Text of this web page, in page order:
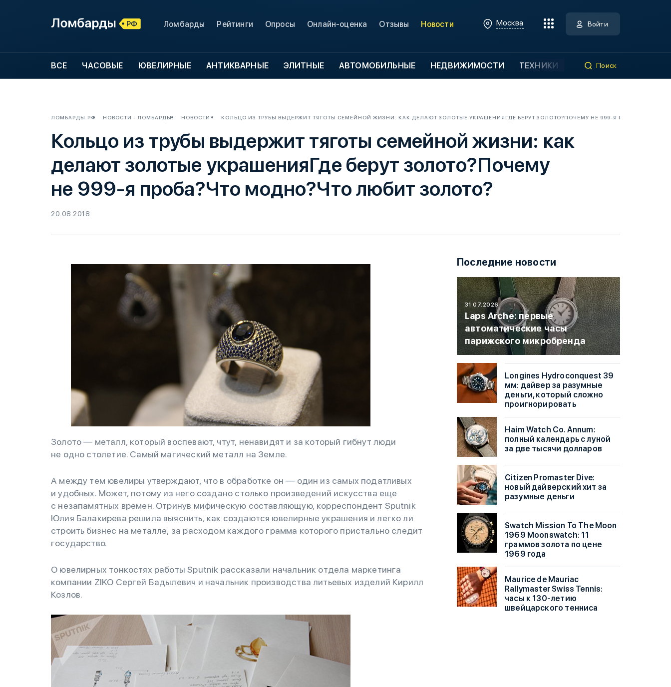
Ломбарды Рейтинги Опросы Онлайн-оценка Отзывы Новости Москва Войти
ВСЕ ЧАСОВЫЕ ЮВЕЛИРНЫЕ АНТИКВАРНЫЕ ЭЛИТНЫЕ АВТОМОБИЛЬНЫЕ НЕДВИЖИМОСТИ ТЕХНИКИ Поиск
ЛОМБАРДЫ.РФ НОВОСТИ - ЛОМБАРДЫ.РФ НОВОСТИ КОЛЬЦО ИЗ ТРУБЫ ВЫДЕРЖИТ ТЯГОТЫ СЕМЕЙНОЙ ЖИЗНИ: КАК ДЕЛАЮТ ЗОЛОТЫЕ УКРАШЕНИЯГДЕ БЕРУТ ЗОЛОТО?ПОЧЕМУ НЕ 999-Я ПРОБА?ЧТО
Кольцо из трубы выдержит тяготы семейной жизни: как
делают золотые украшенияГде берут золото?Почему
не 999-я проба?Что модно?Что любит золото?
20.08.2018
Золото — металл, который воспевают, чтут, ненавидят и за который гибнут люди
не одно столетие. Самый магический металл на Земле.
А между тем ювелиры утверждают, что в обработке он — один из самых податливых
и удобных. Может, потому из него создано столько произведений искусства еще
с незапамятных времен. Отринув мифическую составляющую, корреспондент Sputnik
Юлия Балакирева решила выяснить, как создаются ювелирные украшения и легко ли
строить бизнес на металле, за расходом каждого грамма которого пристально следит
государство.
О ювелирных тонкостях работы Sputnik рассказали начальник отдела маркетинга
компании ZIKO Сергей Бадылевич и начальник производства литьевых изделий Кирилл
Козлов.
Последние новости
31.07.2026
Laps Arche: первые
автоматические часы
парижского микробренда
Longines Hydroconquest 39
мм: дайвер за разумные
деньги, который сложно
проигнорировать
Haim Watch Co. Annum:
полный календарь с луной
за две тысячи долларов
Citizen Promaster Dive:
новый дайверский хит за
разумные деньги
Swatch Mission To The Moon
1969 Moonswatch: 11
граммов золота по цене
1969 года
Maurice de Mauriac
Rallymaster Swiss Tennis:
часы к 130-летию
швейцарского тенниса